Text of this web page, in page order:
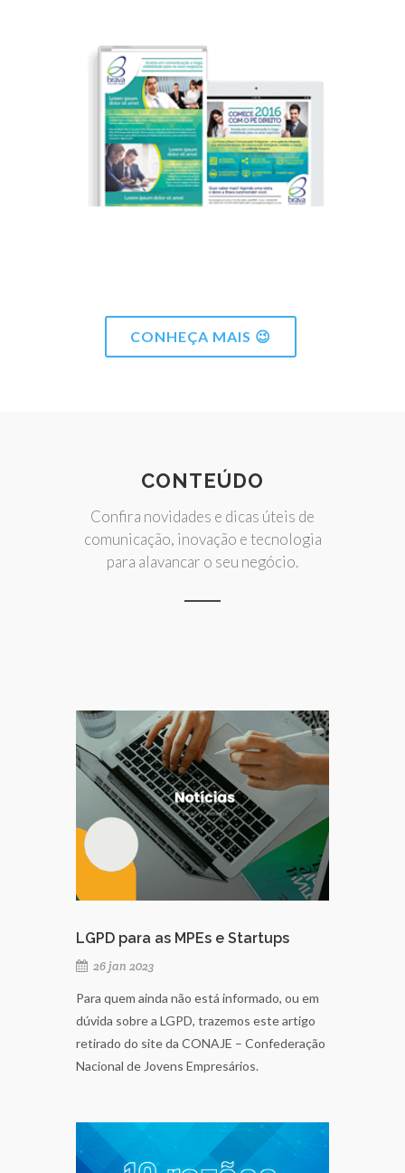
CONHEÇA MAIS 😉
CONTEÚDO
Confira novidades e dicas úteis de
comunicação, inovação e tecnologia
para alavancar o seu negócio.
LGPD para as MPEs e Startups
26 jan 2023
Para quem ainda não está informado, ou em
dúvida sobre a LGPD, trazemos este artigo
retirado do site da CONAJE – Confederação
Nacional de Jovens Empresários.